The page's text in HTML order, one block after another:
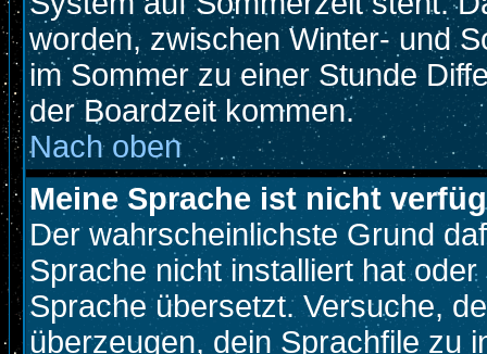
worden, zwischen Winter- und
im Sommer zu einer Stunde
der Boardzeit kommen.
Nach oben
Meine Sprache ist nicht
Der wahrscheinlichste Grund
Sprache nicht installiert hat
Sprache übersetzt. Versuche,
überzeugen, dein Sprachfile zu